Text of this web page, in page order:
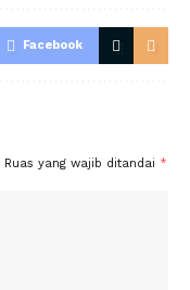
Facebook
Ruas yang wajib ditandai *